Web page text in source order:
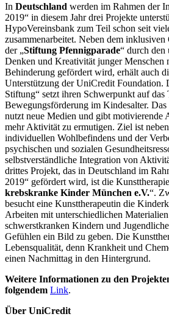
In Deutschland werden im Rahmen der
2019“ in diesem Jahr drei Projekte
HypoVereinsbank zum Teil schon seit
zusammenarbeitet. Neben dem
der „Stiftung Pfennigparade“ durch den
Denken und Kreativität junger Menschen
Behinderung gefördert wird, erhält auch
Unterstützung der UniCredit Foundation.
Stiftung“ setzt ihren Schwerpunkt auf das
Bewegungsförderung im Kindesalter. Das
nutzt neue Medien und gibt motivierende
mehr Aktivität zu ermutigen. Ziel ist
individuellen Wohlbefindens und der
psychischen und sozialen
selbstverständliche Integration von
drittes Projekt, das in Deutschland im
2019“ gefördert wird, ist die
krebskranke Kinder München e.V.“.
besucht eine Kunsttherapeutin die
Arbeiten mit unterschiedlichen
schwerstkranken Kindern und
Gefühlen ein Bild zu geben. Die
Lebensqualität, denn Krankheit und
einen Nachmittag in den Hintergrund.
Weitere Informationen zu den
folgendem Link.
Über UniCredit